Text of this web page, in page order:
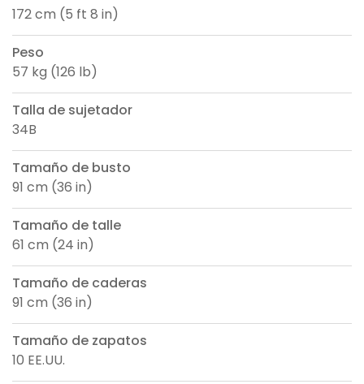
172 cm (5 ft 8 in)
Peso
57 kg (126 lb)
Talla de sujetador
34B
Tamaño de busto
91 cm (36 in)
Tamaño de talle
61 cm (24 in)
Tamaño de caderas
91 cm (36 in)
Tamaño de zapatos
10 EE.UU.